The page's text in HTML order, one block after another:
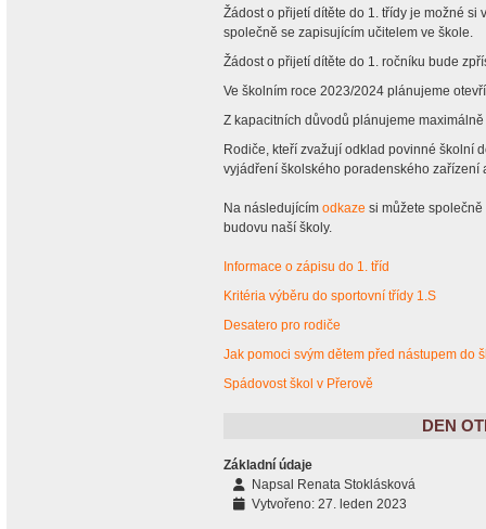
Žádost o přijetí dítěte do 1. třídy je možné
společně se zapisujícím učitelem ve škole.
Žádost o přijetí dítěte do 1. ročníku bude
Ve školním roce 2023/2024 plánujeme
Z kapacitních důvodů plánujeme
Rodiče, kteří zvažují odklad povinné školní
vyjádření školského poradenského zařízení
Na následujícím odkaze si můžete
budovu naší školy.
Informace o zápisu do 1. tříd
Kritéria výběru do sportovní třídy 1.S
Desatero pro rodiče
Jak pomoci svým dětem před nástupem do
Spádovost škol v Přerově
DEN
Základní údaje
Napsal Renata Stoklásková
Vytvořeno: 27. leden 2023